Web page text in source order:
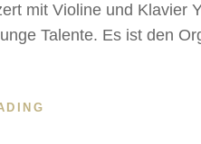
mit Violine und Klavier
Talente. Es ist den